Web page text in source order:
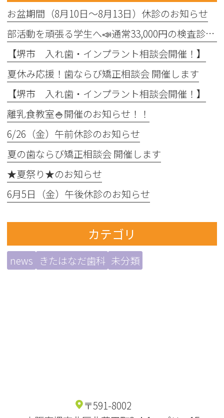
お盆期間（8月10日～8月13日）休診のお知らせ
部活動を頑張る学生へ📣通常33,000円の検査診断料を全額免除！！
【堺市 入れ歯・インプラント相談会開催！】
夏休み応援！歯ならび矯正相談会 開催します
【堺市 入れ歯・インプラント相談会開催！】
離乳食教室🍚開催のお知らせ！！
6/26（金）午前休診のお知らせ
夏の歯ならび矯正相談会 開催します
★夏祭り★のお知らせ
6月5日（金）午後休診のお知らせ
カテゴリ
news きたはなだ歯科 未分類
〒591-8002